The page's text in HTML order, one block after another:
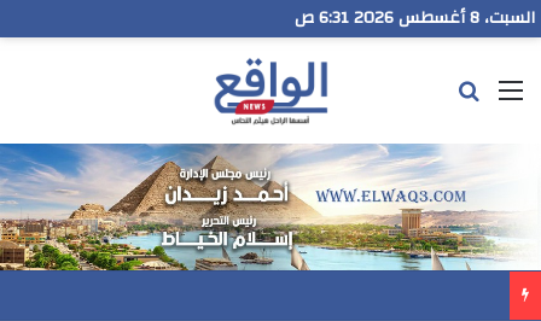
السبت، 8 أغسطس 2026 6:31 ص
القائمة